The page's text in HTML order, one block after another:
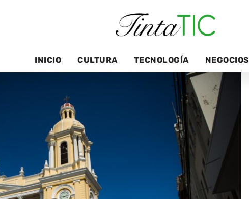
INICIO CULTURA TECNOLOGÍA NEGOCIOS